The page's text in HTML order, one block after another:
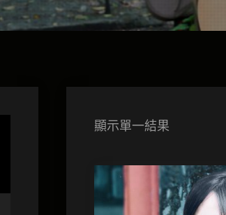
顯示單一結果